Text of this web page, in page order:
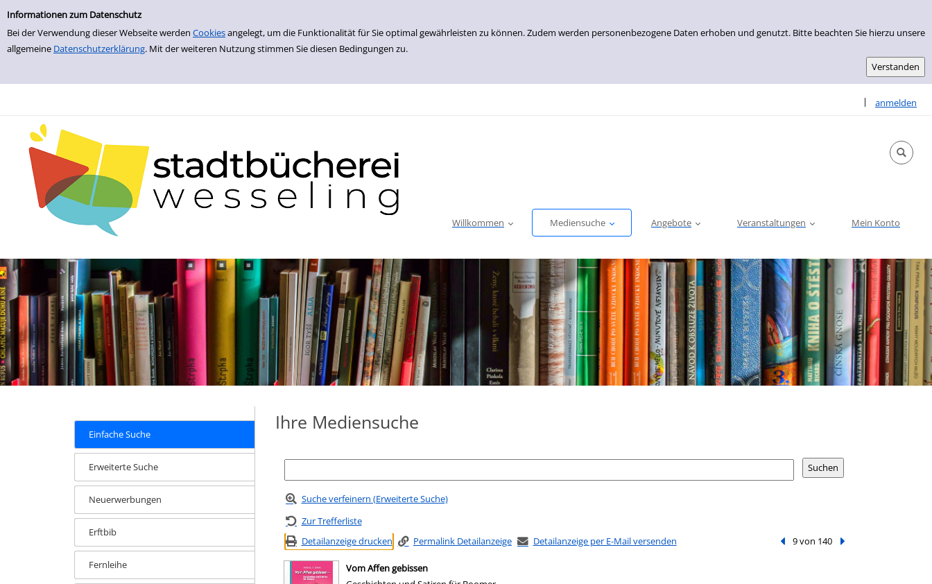
Informationen zum Datenschutz
Bei der Verwendung dieser Webseite werden Cookiesangelegt, um die Funktionalität für Sie optimal gewährleisten zu können. Zudem werden personenbezogene Daten erhoben und genutzt. Bitte beachten Sie hierzu unsere
allgemeine Datenschutzerklärung. Mit der weiteren Nutzung stimmen Sie diesen Bedingungen zu.
zur Navigation springen
zum Inhalt springen
Zur Detailanzeige springen
| anmelden
Sprache
Willkommen Mediensuche Angebote Veranstaltungen Mein Konto
Einfache Suche
Erweiterte Suche
Neuerwerbungen
Erftbib
Fernleihe
Ihre Mediensuche
Suche verfeinern (Erweiterte Suche)
Zur Trefferliste
Detailanzeige drucken
Permalink Detailanzeige Detailanzeige per E-Mail versenden Vorheriger Treffer
9 von 140 Nächster Treffer
Vom Affen gebissen